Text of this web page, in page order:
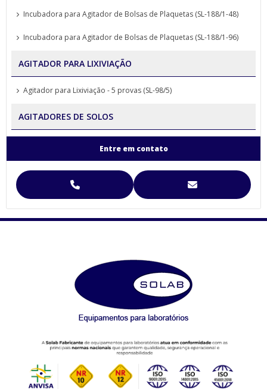
Incubadora para Agitador de Bolsas de Plaquetas (SL-188/1-48)
Incubadora para Agitador de Bolsas de Plaquetas (SL-188/1-96)
AGITADOR PARA LIXIVIAÇÃO
Agitador para Lixiviação - 5 provas (SL-98/5)
AGITADORES DE SOLOS
Agitador para Análise de Solos Proveta (SL-99)
Agitador para Separação de Agregados de Solo Yoder
Agitador Proveta - 120 Provas - Análise de Solo (SL-99/120)
Agitador Proveta - 6 Provas - Análise de Solo (SL-99/6)
AGITADORES MAGNÉTICOS
(SL-92/H)
Agitador Magnético Analógico com Aquecimento (SL-91/A)
Entre em contato